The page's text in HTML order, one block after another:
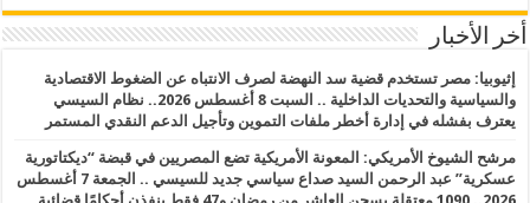
أخر الأخبار
إثيوبيا: مصر تستخدم قضية سد النهضة لصرف الانتباه عن الضغوط الاقتصادية
والسياسية والتحديات الداخلية .. السبت 8 أغسطس 2026.. نظام السيسي
يعترف بفشله في إدارة أخطر ملفات التموين وتأجيل الدعم النقدي المستمر
مرشح الشيوخ الأمريكي: المعونة الأمريكية تضع المصريين في قبضة “ديكتاتورية
عسكرية” عبد الرحمن السيد صداع سياسي جديد للسيسي .. الجمعة 7 أغسطس